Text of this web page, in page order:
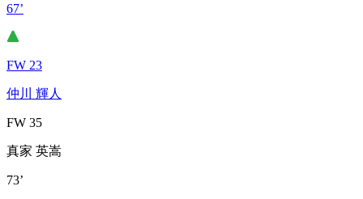
67’
FW 23
仲川 輝人
FW 35
真家 英嵩
73’